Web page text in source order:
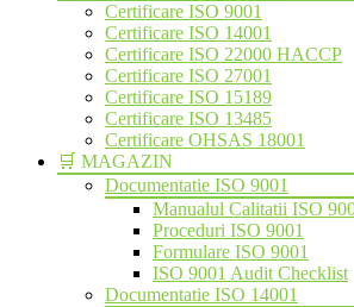
Certificare ISO 9001
Certificare ISO 14001
Certificare ISO 22000 HACCP
Certificare ISO 27001
Certificare ISO 15189
Certificare ISO 13485
Certificare OHSAS 18001
🛒 MAGAZIN
Documentatie ISO 9001
Manualul Calitatii ISO
Proceduri ISO 9001
Formulare ISO 9001
ISO 9001 Audit Checklist
Documentatie ISO 14001